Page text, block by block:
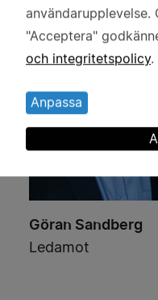
Göran Sandberg
Ledamot
personuppgifter
och
kakor
användarupplevelse.
"Acceptera"
och integritetspolicy.
Anpassa